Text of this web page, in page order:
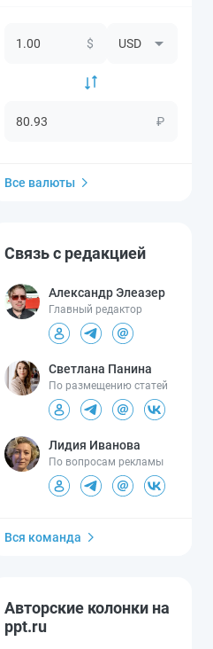
$
₽
Все валюты
Связь с редакцией
Александр Элеазер
Главный редактор
Светлана Панина
По размещению статей
Лидия Иванова
По вопросам рекламы
Вся команда
Авторские колонки на
ppt.ru